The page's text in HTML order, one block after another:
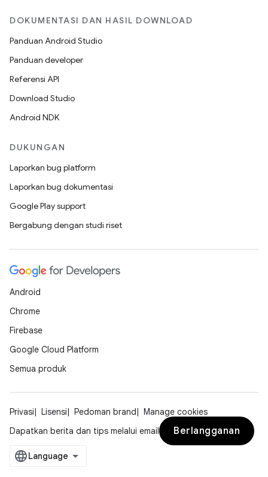
DOKUMENTASI DAN HASIL DOWNLOAD
Panduan Android Studio
Panduan developer
Referensi API
Download Studio
Android NDK
DUKUNGAN
Laporkan bug platform
Laporkan bug dokumentasi
Google Play support
Bergabung dengan studi riset
Android
Chrome
Firebase
Google Cloud Platform
Semua produk
Privasi Lisensi Pedoman brand
Manage cookies
Dapatkan berita dan tips melalui email
Berlangganan